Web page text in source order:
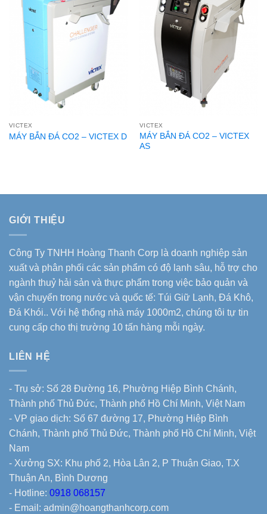
VICTEX
MÁY BẮN ĐÁ CO2 – VICTEX D
VICTEX
MÁY BẮN ĐÁ CO2 – VICTEX
AS
GIỚI THIỆU
Công Ty TNHH Hoàng Thanh Corp là doanh nghiệp sản
xuất và phân phối các sản phẩm có độ lạnh sâu, hỗ trợ cho
ngành thuỷ hải sản và thực phẩm trong việc bảo quản và
vận chuyển trong nước và quốc tế: Túi Giữ Lạnh, Đá Khô,
Đá Khói.. Với hệ thống nhà máy 1000m2, chúng tôi tự tin
cung cấp cho thị trường 10 tấn hàng mỗi ngày.
LIÊN HỆ
- Trụ sở: Số 28 Đường 16, Phường Hiệp Bình Chánh,
Thành phố Thủ Đức, Thành phố Hồ Chí Minh, Việt Nam
- VP giao dịch: Số 67 đường 17, Phường Hiệp Bình
Chánh, Thành phố Thủ Đức, Thành phố Hồ Chí Minh, Việt
Nam
- Xưởng SX: Khu phố 2, Hòa Lân 2, P Thuận Giao, T.X
Thuận An, Bình Dương
- Hotline: 0918 068157
- Email: admin@hoangthanhcorp.com